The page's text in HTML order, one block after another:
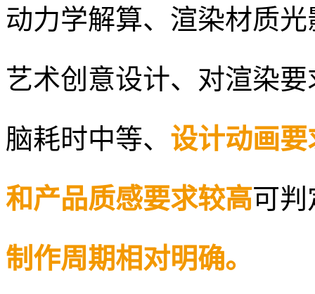
动力学解算、渲染材质
艺术创意设计、 对渲染要
脑耗时中等、 设计动画
和产品质感要求较高 可
制作周期相对明确。